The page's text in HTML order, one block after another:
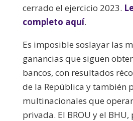
cerrado el ejercicio 2023.
completo aquí.
Es imposible soslayar las
ganancias que siguen
bancos, con resultados
de la República y también
multinacionales que
privada. El BROU y el